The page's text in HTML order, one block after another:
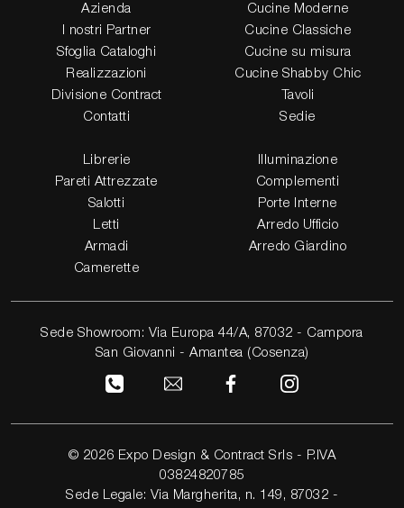
Azienda
I nostri Partner
Sfoglia Cataloghi
Realizzazioni
Divisione Contract
Contatti
Cucine Moderne
Cucine Classiche
Cucine su misura
Cucine Shabby Chic
Tavoli
Sedie
Librerie
Pareti Attrezzate
Salotti
Letti
Armadi
Camerette
Illuminazione
Complementi
Porte Interne
Arredo Ufficio
Arredo Giardino
Sede Showroom: Via Europa 44/A, 87032 - Campora
San Giovanni - Amantea (Cosenza)
© 2026 Expo Design & Contract Srls - P.IVA
03824820785
Sede Legale: Via Margherita, n. 149, 87032 -